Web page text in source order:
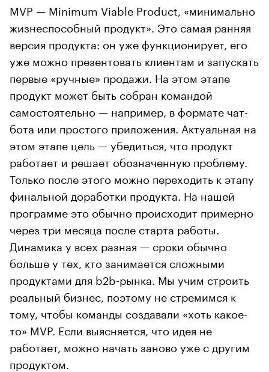
MVP — Minimum Viable Product, «минимально
жизнеспособный продукт». Это самая ранняя
версия продукта: он уже функционирует, его
уже можно презентовать клиентам и запускать
первые «ручные» продажи. На этом этапе
продукт может быть собран командой
самостоятельно — например, в формате чат-
бота или простого приложения. Актуальная на
этом этапе цель — убедиться, что продукт
работает и решает обозначенную проблему.
Только после этого можно переходить к этапу
финальной доработки продукта. На нашей
программе это обычно происходит примерно
через три месяца после старта работы.
Динамика у всех разная — сроки обычно
больше у тех, кто занимается сложными
продуктами для b2b-рынка. Мы учим строить
реальный бизнес, поэтому не стремимся к
тому, чтобы команды создавали «хоть какое-
то» MVP. Если выясняется, что идея не
работает, можно начать заново уже с другим
продуктом.